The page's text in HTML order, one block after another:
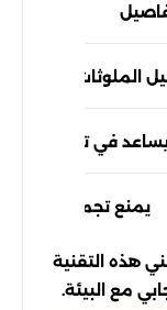
الملوثات
في تبريد
يمنع تجمع الغبار
هذه التقنية
مع البيئة.